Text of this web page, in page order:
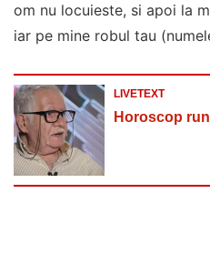
om nu locuieste, si apoi la
iar pe mine robul tau
LIVETEXT
Horoscop